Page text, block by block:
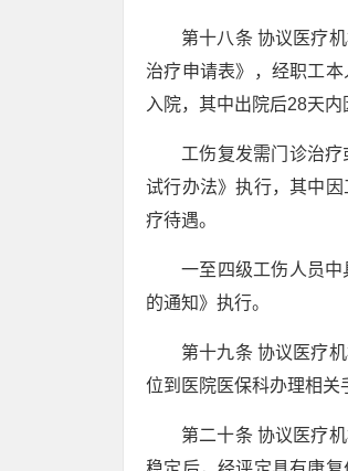
第十八条 协议医疗
治疗申请表》，经职工
入院，其中出院后28天
工伤复发需门诊治
试行办法》执行，其中
疗待遇。
一至四级工伤人员
的通知》执行。
第十九条 协议医疗
位到医院医保科办理相关
第二十条 协议医疗